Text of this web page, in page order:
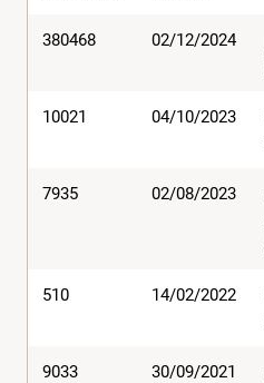
380468 02/12/2024
10021 04/10/2023
7935 02/08/2023
510 14/02/2022
9033 30/09/2021